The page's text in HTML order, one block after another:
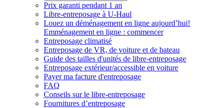
Prix garanti pendant 1 an
Libre-entreposage à U-Haul
Louez un déménagement en ligne aujourd’hui!
Emménagement en ligne : commencer
Entreposage climatisé
Entreposage de VR, de voiture et de bateau
Guide des tailles d'unités de libre-entreposage
Entreposage extérieur/accessible en voiture
Payer ma facture d'entreposage
FAQ
Conseils sur le libre-entreposage
Fournitures d’entreposage